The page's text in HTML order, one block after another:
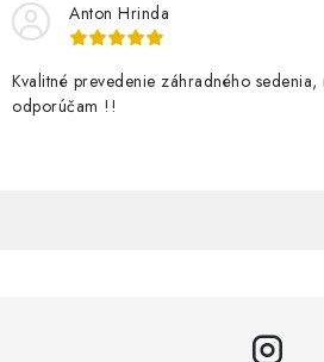
s
Anton Hrinda
Kvalitné prevedenie záhradného
odporúčam !!